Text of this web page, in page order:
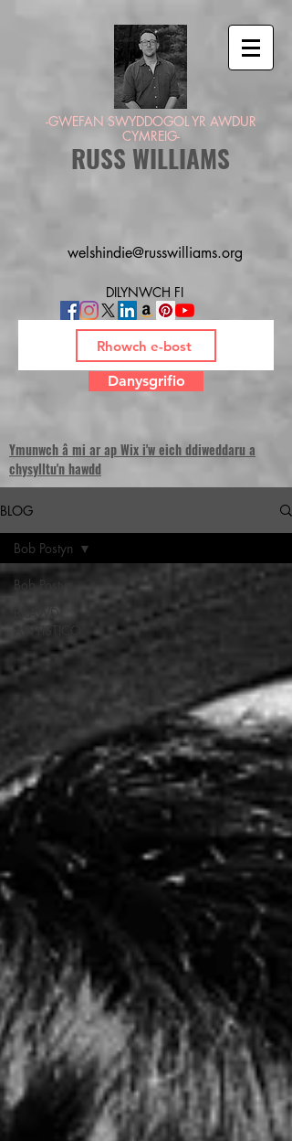
-GWEFAN SWYDDOGOL YR AWDUR
CYMREIG-
RUSS WILLIAMS
welshindie@russwilliams.org
DILYNWCH FI
Danysgrifio
Ymunwch â mi ar ap Wix i'w eich ddiweddaru a
chysylltu'n hawdd
BLOG
Bob Postyn
BRAWD
AWTISTICO
Bob Postyn